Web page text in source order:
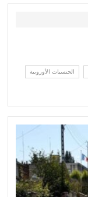
الجنسيات الأوروبية